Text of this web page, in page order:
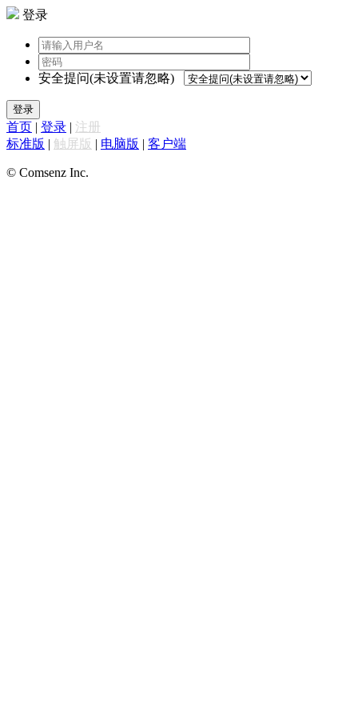
登录
安全提问(未设置请忽略)
登录
首页 | 登录 | 注册
标准版 | 触屏版 | 电脑版 | 客户端
© Comsenz Inc.